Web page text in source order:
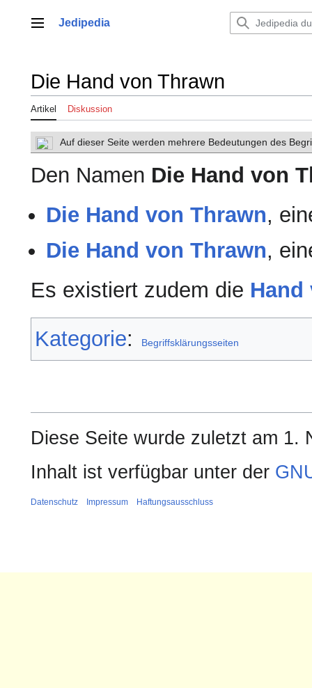
springenHauptmenü
Jedipedia
Die Hand von Thrawn
Artikel Diskussion
Auf dieser Seite werden mehrere Bedeutungen des
Den Namen Die Hand von
Die Hand von Thrawn,
Die Hand von Thrawn,
Es existiert zudem die Hand
Kategorie: Begriffsklärungsseiten
Diese Seite wurde zuletzt am 1.
Inhalt ist verfügbar unter der
Datenschutz Impressum Haftungsausschluss